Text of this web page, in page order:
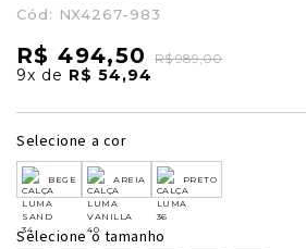
Cód: NX4267-983
R$ 494,50 R$ 989,00
9x de R$ 54,94
Selecione a cor
BEGE AREIA PRETO
Selecione o tamanho